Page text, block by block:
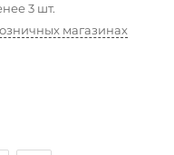
3 шт.
магазинах